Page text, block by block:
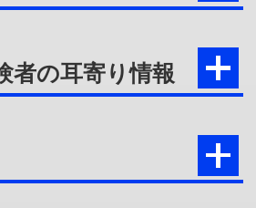
者の耳寄り情報